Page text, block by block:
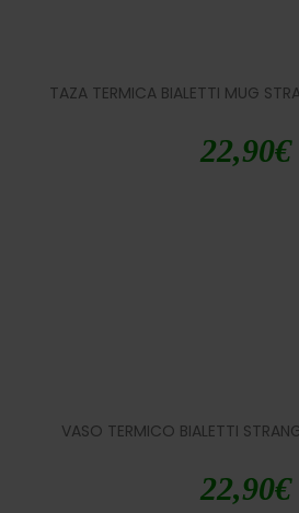
TAZA TERMICA BIALETTI MUG
22,90€
VASO TERMICO BIALETTI
22,90€